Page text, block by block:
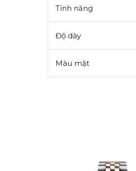
Tính năng
Độ dày
Màu mặt